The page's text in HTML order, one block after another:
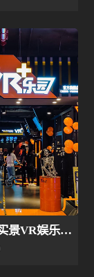
广州地下实景VR娱乐馆“VR+乐园”今日正式开业